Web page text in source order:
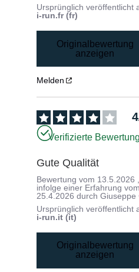
Ursprünglich veröffentlicht
i-run.fr (fr)
Originalbewertung
anzeigen
Melden
4
Verifizierte
Gute Qualität
Bewertung vom 13.5.2026
infolge einer Erfahrung
25.4.2026 durchGiuseppe
Ursprünglich veröffentlicht
i-run.it (it)
Originalbewertung
anzeigen